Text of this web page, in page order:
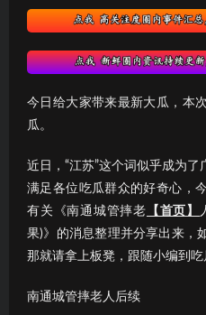
今日给大家带来最新大瓜，本
瓜。
近日，“江苏”这个词似乎成为
满足各位吃瓜群众的好奇心，
有关《南通城管摔老 【首页】
果)》的消息整理并分享出来，
那就请拿上板凳，跟随小编到吃
南通城管摔老人后续